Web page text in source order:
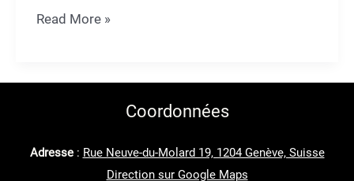
La
Read More »
Coordonnées
Adresse : Rue Neuve-du-Molard 19, 1204 Genève, Suisse
Direction sur Google Maps